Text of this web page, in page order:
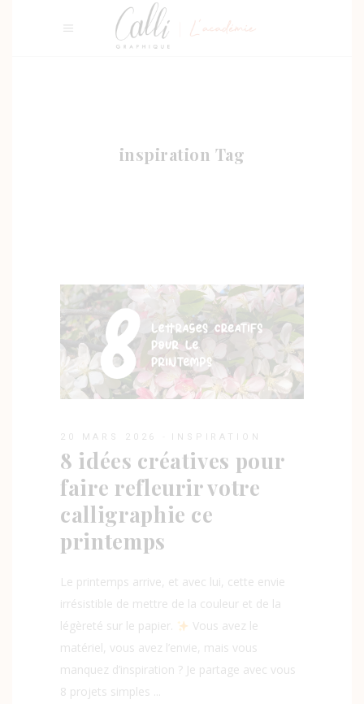
inspiration Tag
20 MARS 2026 INSPIRATION
8 idées créatives pour
faire refleurir votre
calligraphie ce
printemps
Le printemps arrive, et avec lui, cette envie
irrésistible de mettre de la couleur et de la
légèreté sur le papier.
Vous avez le
matériel, vous avez l’envie, mais vous
manquez d’inspiration ? Je partage avec vous
8 projets simples